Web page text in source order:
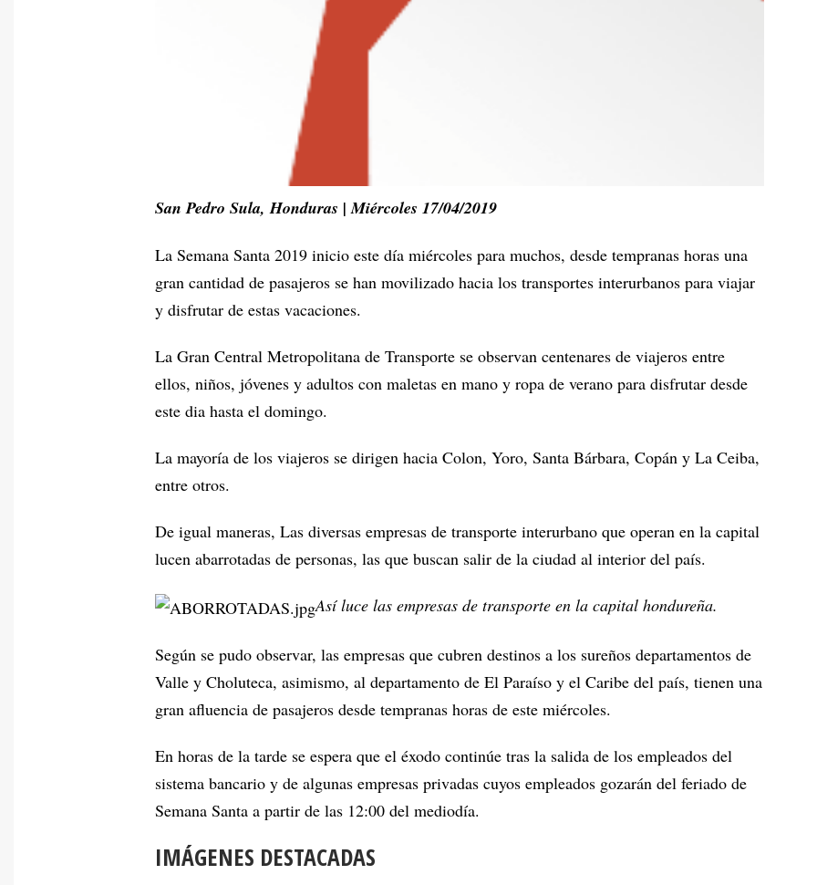
San Pedro Sula, Honduras | Miércoles 17/04/2019
La Semana Santa 2019 inicio este día miércoles para muchos, desde tempranas horas una
gran cantidad de pasajeros se han movilizado hacia los transportes interurbanos para viajar
y disfrutar de estas vacaciones.
La Gran Central Metropolitana de Transporte se observan centenares de viajeros entre
ellos, niños, jóvenes y adultos con maletas en mano y ropa de verano para disfrutar desde
este dia hasta el domingo.
La mayoría de los viajeros se dirigen hacia Colon, Yoro, Santa Bárbara, Copán y La Ceiba,
entre otros.
De igual maneras, Las diversas empresas de transporte interurbano que operan en la capital
lucen abarrotadas de personas, las que buscan salir de la ciudad al interior del país.
Así luce las empresas de transporte en la capital hondureña.
Según se pudo observar, las empresas que cubren destinos a los sureños departamentos de
Valle y Choluteca, asimismo, al departamento de El Paraíso y el Caribe del país, tienen una
gran afluencia de pasajeros desde tempranas horas de este miércoles.
En horas de la tarde se espera que el éxodo continúe tras la salida de los empleados del
sistema bancario y de algunas empresas privadas cuyos empleados gozarán del feriado de
Semana Santa a partir de las 12:00 del mediodía.
IMÁGENES DESTACADAS